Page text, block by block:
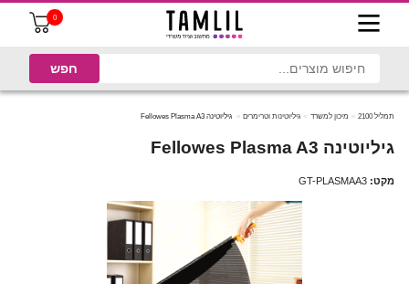
0
תמליל 2100 מיכון למשרד גיליוטינות וטרימרים גיליוטינה Fellowes Plasma A3
גיליוטינה Fellowes Plasma A3
מקט: GT-PLASMAA3